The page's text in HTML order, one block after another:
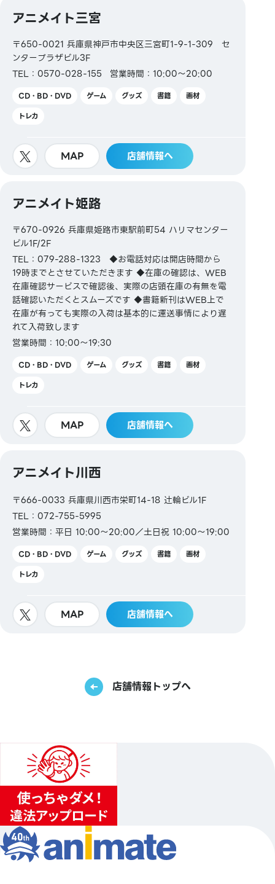
【電子マネー】
QUICPay／楽天Edy／WAON／iD
Kitaca／Suica／PASMO／TOICA／manaca／
【ギフトカード・商品券】
【その他】
図書券・図書カード・図書カードNEXT
アニメイト三宮
〒650-0021 兵庫県神戸市中央区三宮町1-9-1-309 セ
ンタープラザビル3F
TEL：0570-028-155
営業時間：10:00～20:00
CD・BD・DVD ゲーム グッズ 書籍
画材
トレカ
MAP 店舗情報へ
アニメイト姫路
〒670-0926 兵庫県姫路市東駅前町54 ハリマセンター
ビル1F/2F
TEL：079-288-1323 ◆お電話対応は開店時間から
19時までとさせていただきます ◆在庫の確認は、WEB
在庫確認サービスで確認後、実際の店頭在庫の有無を電
話確認いただくとスムーズです ◆書籍新刊はWEB上で
在庫が有っても実際の入荷は基本的に運送事情により遅
れて入荷致します
営業時間：10:00～19:30
CD・BD・DVD ゲーム グッズ 書籍
画材
トレカ
MAP 店舗情報へ
アニメイト川西
〒666-0033 兵庫県川西市栄町14-18 辻輪ビル1F
TEL：072-755-5995
営業時間：平日 10:00〜20:00／土日祝 10:00〜19:00
CD・BD・DVD ゲーム グッズ 書籍
画材
トレカ
MAP 店舗情報へ
店舗情報トップへ